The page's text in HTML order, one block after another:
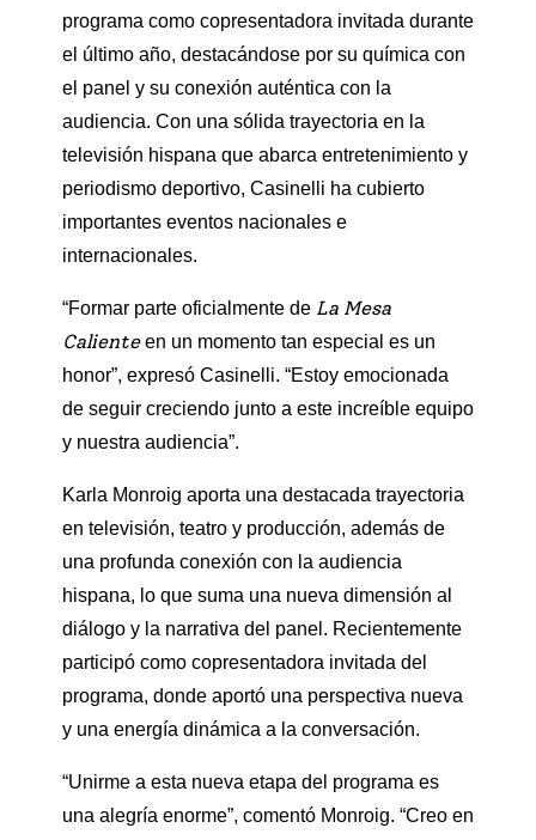
programa como copresentadora invitada durante
el último año, destacándose por su química con
el panel y su conexión auténtica con la
audiencia. Con una sólida trayectoria en la
televisión hispana que abarca entretenimiento y
periodismo deportivo, Casinelli ha cubierto
importantes eventos nacionales e
internacionales.
“Formar parte oficialmente de La Mesa
Calienteen un momento tan especial es un
honor”, expresó Casinelli. “Estoy emocionada
de seguir creciendo junto a este increíble equipo
y nuestra audiencia”.
Karla Monroig aporta una destacada trayectoria
en televisión, teatro y producción, además de
una profunda conexión con la audiencia
hispana, lo que suma una nueva dimensión al
diálogo y la narrativa del panel. Recientemente
participó como copresentadora invitada del
programa, donde aportó una perspectiva nueva
y una energía dinámica a la conversación.
“Unirme a esta nueva etapa del programa es
una alegría enorme”, comentó Monroig. “Creo en